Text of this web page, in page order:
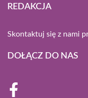
REDAKCJA
Skontaktuj się z nami
DOŁĄCZ DO NAS